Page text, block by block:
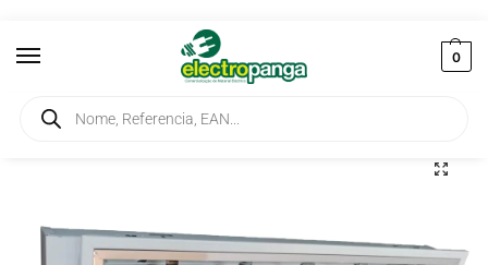
0
Início / Iluminação / Armaduras